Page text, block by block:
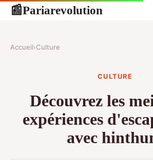
📰Pariarevolution
Accueil›Culture
CULTURE
Découvrez les
expériences
avec